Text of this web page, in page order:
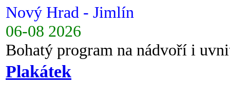
Nový Hrad - Jimlín
06-08 2026
Bohatý program na nádvoří i
Plakátek